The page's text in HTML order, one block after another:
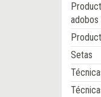
Setas